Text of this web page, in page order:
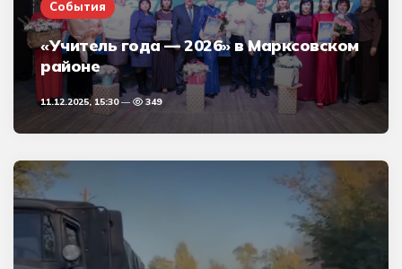
События
«Учитель года — 2026» в Марксовском
районе
11.12.2025, 15:30 349